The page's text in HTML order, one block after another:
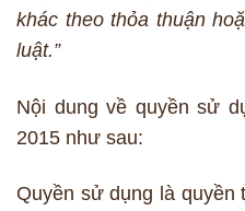
khác theo thỏa thuận
luật.”
Nội dung về quyền sử
2015 như sau:
Quyền sử dụng là quyền